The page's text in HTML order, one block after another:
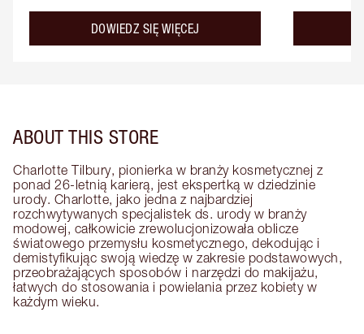
DOWIEDZ SIĘ WIĘCEJ
ABOUT THIS STORE
Charlotte Tilbury, pionierka w branży kosmetycznej z
ponad 26-letnią karierą, jest ekspertką w dziedzinie
urody. Charlotte, jako jedna z najbardziej
rozchwytywanych specjalistek ds. urody w branży
modowej, całkowicie zrewolucjonizowała oblicze
światowego przemysłu kosmetycznego, dekodując i
demistyfikując swoją wiedzę w zakresie podstawowych,
przeobrażających sposobów i narzędzi do makijażu,
łatwych do stosowania i powielania przez kobiety w
każdym wieku.